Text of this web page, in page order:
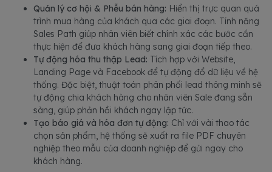
Quản lý cơ hội & Phễu bán hàng: Hiển thị trực quan quá
trình mua hàng của khách qua các giai đoạn. Tính năng
Sales Path giúp nhân viên biết chính xác các bước cần
thực hiện để đưa khách hàng sang giai đoạn tiếp theo.
Tự động hóa thu thập Lead: Tích hợp với Website,
Landing Page và Facebook để tự động đổ dữ liệu về hệ
thống. Đặc biệt, thuật toán phân phối lead thông minh sẽ
tự động chia khách hàng cho nhân viên Sale đang sẵn
sàng, giúp phản hồi khách ngay lập tức.
Tạo báo giá và hóa đơn tự động: Chỉ với vài thao tác
chọn sản phẩm, hệ thống sẽ xuất ra file PDF chuyên
nghiệp theo mẫu của doanh nghiệp để gửi ngay cho
khách hàng.